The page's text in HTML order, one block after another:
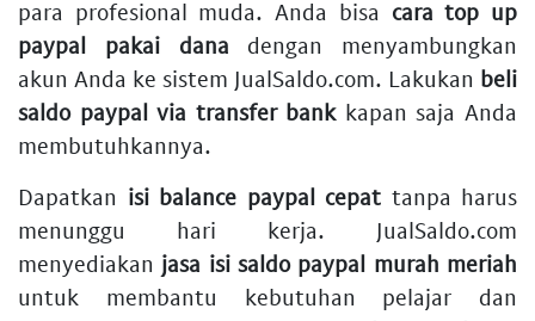
para profesional muda. Anda bisa cara top up
paypal pakai dana dengan menyambungkan
akun Anda ke sistem JualSaldo.com. Lakukan beli
saldo paypal via transfer bankkapan saja Anda
membutuhkannya.
Dapatkan isi balance paypal cepat tanpa harus
menunggu hari kerja. JualSaldo.com
menyediakan jasa isi saldo paypal murah meriah
untuk membantu kebutuhan pelajar dan